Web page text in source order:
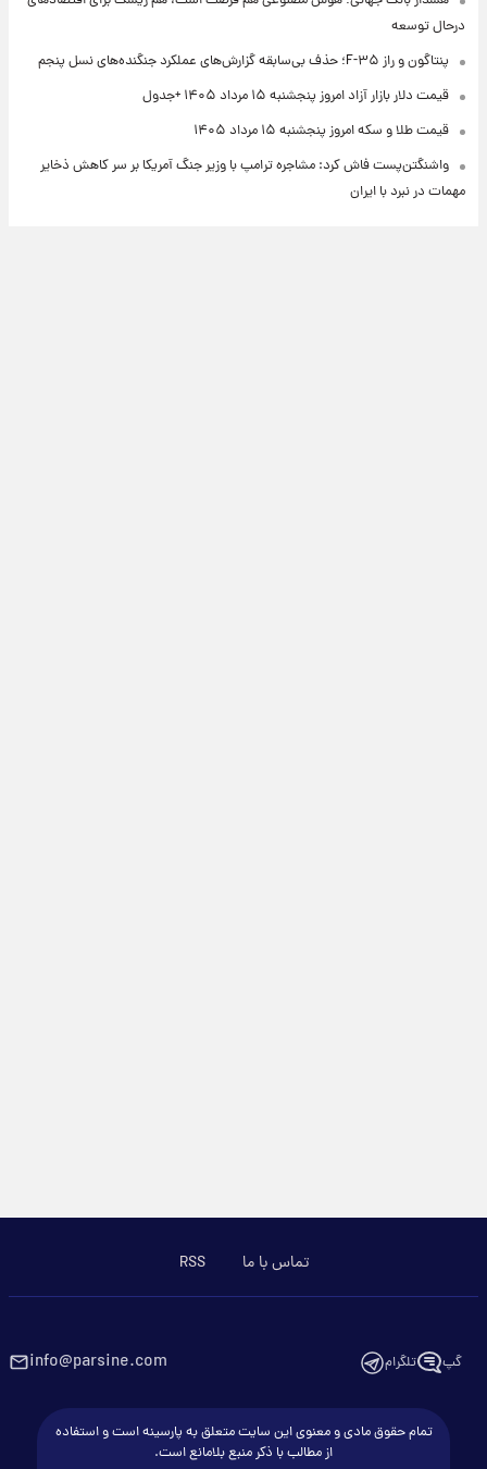
درحال توسعه
پنتاگون و راز F-۳۵؛ حذف بی‌سابقه گزارش‌های عملکرد جنگنده‌های نسل پنجم
قیمت دلار بازار آزاد امروز پنجشنبه ۱۵ مرداد ۱۴۰۵ +جدول
قیمت طلا و سکه امروز پنجشنبه ۱۵ مرداد ۱۴۰۵
واشنگتن‌پست فاش کرد: مشاجره ترامپ با وزیر جنگ آمریکا بر سر کاهش ذخایر
مهمات در نبرد با ایران
تماس با ما RSS
گپ تلگرام info@parsine.com
تمام حقوق مادی و معنوی این سایت متعلق به پارسینه است و استفاده
از مطالب با ذکر منبع بلامانع است.